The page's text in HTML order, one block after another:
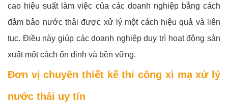
cao hiệu suất làm việc của các doanh nghiệp bằng cách
đảm bảo nước thải được xử lý một cách hiệu quả và liên
tục. Điều này giúp các doanh nghiệp duy trì hoạt động sản
xuất một cách ổn định và bền vững.
Đơn vị chuyên thiết kế thi công xi mạ xử lý
nước thải uy tín